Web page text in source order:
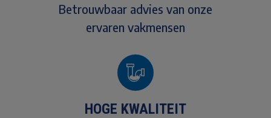
Betrouwbaar advies van onze
ervaren vakmensen
HOGE KWALITEIT